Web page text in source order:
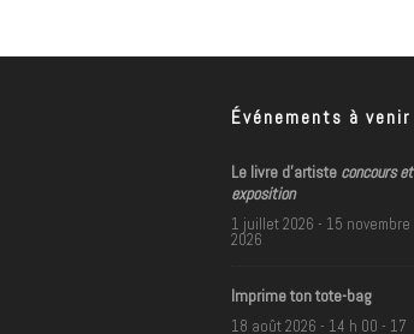
v
Événements à venir
Le livre d’artiste concours et
exposition
1 juillet 2026 - 15 novembre
2026
Imprime ton tote-bag
18 août 2026 - 14 h 00 - 17